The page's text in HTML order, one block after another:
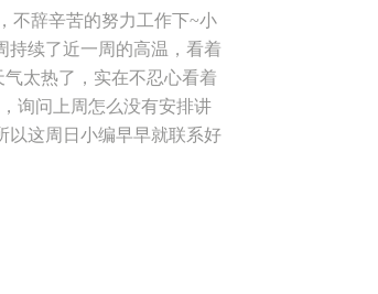
吧！ 活动时间：2016年8
心妈妈会员及准妈妈们均可
店 地址：桃园南路29号锦
2路、251路、 公交站名：
话预约哟！！！ 想了解更
不辞辛苦的努力工作下~小
持续了近一周的高温，看着
气太热了，实在不忍心看着
询问上周怎么没有安排讲
以这周日小编早早就联系好
周讲座主题：孕期体重管理